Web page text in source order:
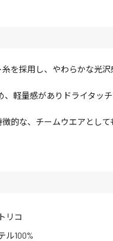
を採用し、やわらかな光
、軽量感がありドライタッ
的な、チームウエアとし
リコ
ル100%